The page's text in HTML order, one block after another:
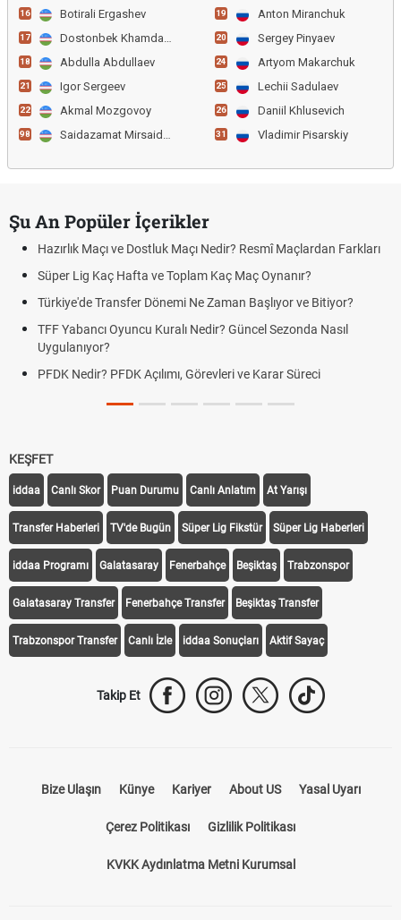
16 Botirali Ergashev
17 Dostonbek Khamdamov
18 Abdulla Abdullaev
21 Igor Sergeev
22 Akmal Mozgovoy
98 Saidazamat Mirsaidov
19 Anton Miranchuk
20 Sergey Pinyaev
24 Artyom Makarchuk
25 Lechii Sadulaev
26 Daniil Khlusevich
31 Vladimir Pisarskiy
Şu An Popüler İçerikler
Hazırlık Maçı ve Dostluk Maçı Nedir? Resmî Maçlardan Farkları
Süper Lig Kaç Hafta ve Toplam Kaç Maç Oynanır?
Türkiye'de Transfer Dönemi Ne Zaman Başlıyor ve Bitiyor?
TFF Yabancı Oyuncu Kuralı Nedir? Güncel Sezonda Nasıl
Uygulanıyor?
PFDK Nedir? PFDK Açılımı, Görevleri ve Karar Süreci
KEŞFET
iddaa Canlı Skor Puan Durumu Canlı Anlatım At Yarışı
Transfer Haberleri TV'de Bugün Süper Lig Fikstür Süper Lig Haberleri
iddaa Programı Galatasaray Fenerbahçe Beşiktaş Trabzonspor
Galatasaray Transfer Fenerbahçe Transfer Beşiktaş Transfer
Trabzonspor Transfer Canlı İzle iddaa Sonuçları Aktif Sayaç
Takip Et
Bize Ulaşın Künye Kariyer About US Yasal Uyarı
Çerez Politikası Gizlilik Politikası
KVKK Aydınlatma Metni Kurumsal